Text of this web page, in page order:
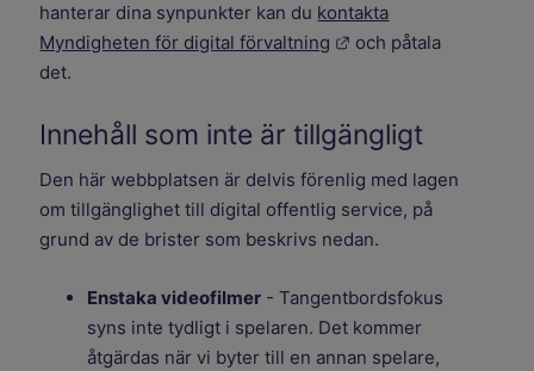
hanterar dina synpunkter kan du kontakta
Myndigheten för digital förvaltning
Länk till annan
och påtala
det.
Innehåll som inte är tillgängligt
Den här webbplatsen är delvis förenlig med lagen
om tillgänglighet till digital offentlig service, på
grund av de brister som beskrivs nedan.
Enstaka videofilmer - Tangentbordsfokus
syns inte tydligt i spelaren. Det kommer
åtgärdas när vi byter till en annan spelare,